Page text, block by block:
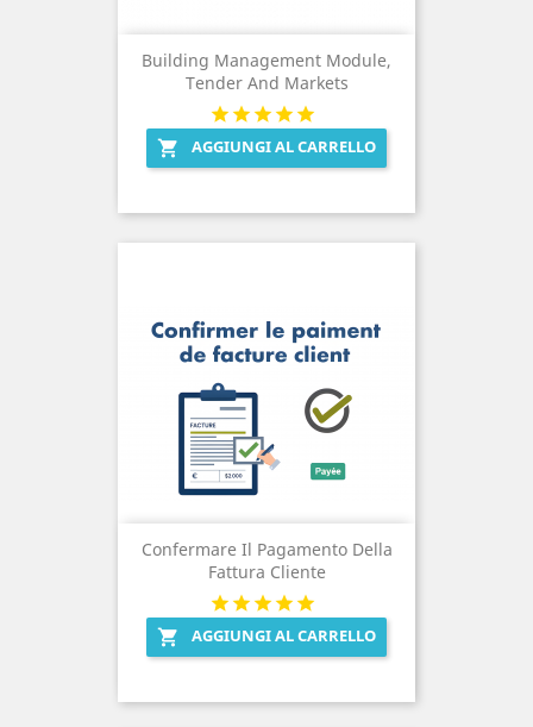
Building Management Module,
Tender And Markets
 AGGIUNGI AL CARRELLO
Confermare Il Pagamento Della
Fattura Cliente
 AGGIUNGI AL CARRELLO